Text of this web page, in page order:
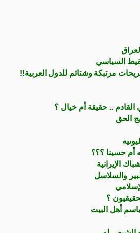
السياسي
مرتبكة وشتائم للدول العربية!!
القادم .. حقيقة أم خيال ؟
الحق
أم حسينا ؟؟؟
الإيرانية
والسلاسل
؟
أهل البيت